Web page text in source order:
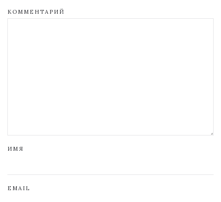
КОММЕНТАРИЙ
ИМЯ
EMAIL